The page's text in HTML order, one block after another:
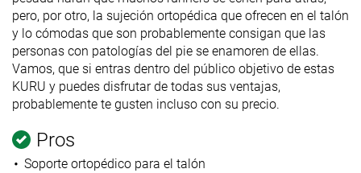
pero, por otro, la sujeción ortopédica que ofrecen en el talón
y lo cómodas que son probablemente consigan que las
personas con patologías del pie se enamoren de ellas.
Vamos, que si entras dentro del público objetivo de estas
KURU y puedes disfrutar de todas sus ventajas,
probablemente te gusten incluso con su precio.
Pros
Soporte ortopédico para el talón